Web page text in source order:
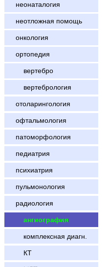
неонаталогия
неотложная помощь
онкология
ортопедия
вертебро
вертебрология
отоларингология
офтальмология
патоморфология
педиатрия
психиатрия
пульмонология
радиология
ангиография
комплексная диагн.
КТ